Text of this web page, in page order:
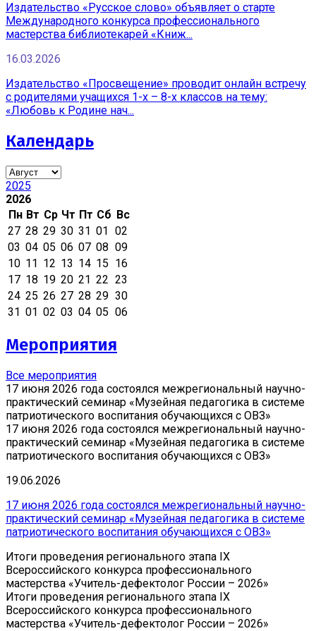
Издательство «Русское слово» объявляет о старте
Международного конкурса профессионального
мастерства библиотекарей «Книж...
16.03.2026
Издательство «Просвещение» проводит онлайн встречу
с родителями учащихся 1-х – 8-х классов на тему:
«Любовь к Родине нач...
Календарь
2025
2026
Пн Вт Ср Чт Пт Сб Вс
27 28 29 30 31 01 02
03 04 05 06 07 08 09
10 11 12 13 14 15 16
17 18 19 20 21 22 23
24 25 26 27 28 29 30
31 01 02 03 04 05 06
Мероприятия
Все мероприятия
17 июня 2026 года состоялся межрегиональный научно-
практический семинар «Музейная педагогика в системе
патриотического воспитания обучающихся с ОВЗ»
17 июня 2026 года состоялся межрегиональный научно-
практический семинар «Музейная педагогика в системе
патриотического воспитания обучающихся с ОВЗ»
19.06.2026
17 июня 2026 года состоялся межрегиональный научно-
практический семинар «Музейная педагогика в системе
патриотического воспитания обучающихся с ОВЗ»
Итоги проведения регионального этапа IX
Всероссийского конкурса профессионального
мастерства «Учитель-дефектолог России – 2026»
Итоги проведения регионального этапа IX
Всероссийского конкурса профессионального
мастерства «Учитель-дефектолог России – 2026»